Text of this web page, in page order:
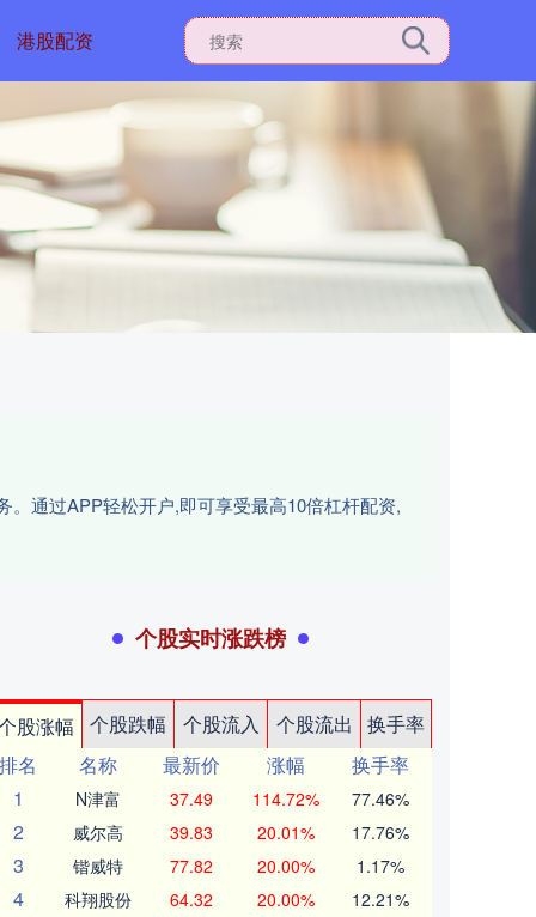
港股配资
通过APP轻松开户,即可享受最高10倍杠杆配资,
个股实时涨跌榜
股涨幅 个股跌幅 个股流入 个股流出
换手率
排名
名称 最新价 涨幅
换手率
1
N津富 37.49 114.72% 77.46%
2 威尔高 39.83 20.01% 17.76%
3 锴威特 77.82 20.00% 1.17%
4 科翔股份 64.32 20.00% 12.21%